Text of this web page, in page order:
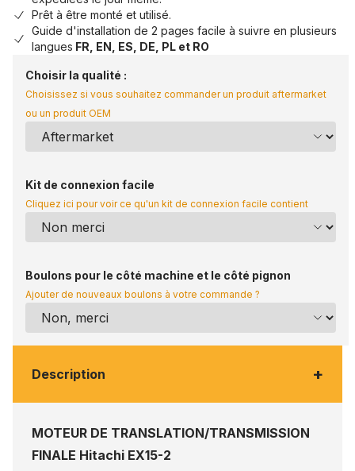
Prêt à être monté et utilisé.
Guide d'installation de 2 pages facile à suivre en plusieurs
langues FR, EN, ES, DE, PL et RO
Choisir la qualité :
Choisissez si vous souhaitez commander un produit aftermarket
ou un produit OEM
Kit de connexion facile
Cliquez ici pour voir ce qu'un kit de connexion facile contient
Boulons pour le côté machine et le côté pignon
Ajouter de nouveaux boulons à votre commande ?
Description +
MOTEUR DE TRANSLATION/TRANSMISSION
FINALE Hitachi EX15-2